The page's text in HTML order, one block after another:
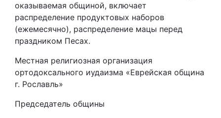
оказываемая общиной, включает
распределение продуктовых наборов
(ежемесячно), распределение мацы перед
праздником Песах.
Местная религиозная организация
ортодоксального иудаизма «Еврейская община
г. Рославль»
Председатель общины